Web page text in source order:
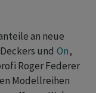
an neue
und On,
Roger Federer
Modellreihen